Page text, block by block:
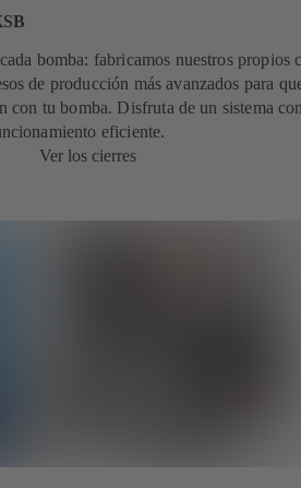
bomba: fabricamos nuestros propios
de producción más avanzados para
con tu bomba. Disfruta de un sistema
eficiente.
Ver los cierres